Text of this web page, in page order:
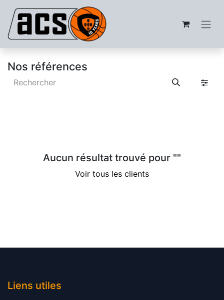
Nos références
Aucun résultat trouvé pour ""
Voir tous les clients
Liens utile​​s